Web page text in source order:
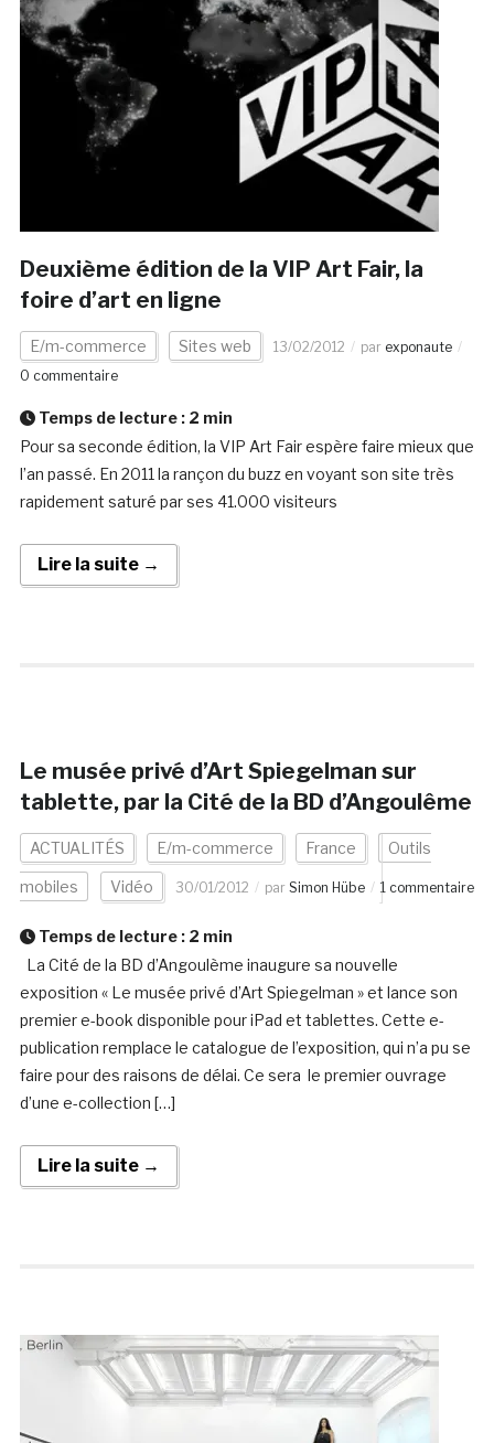
Deuxième édition de la VIP Art Fair, la
foire d’art en ligne
E/m-commerce Sites web 13/02/2012 par exponaute
0 commentaire
Temps de lecture : 2 min
Pour sa seconde édition, la VIP Art Fair espère faire mieux que
l’an passé. En 2011 la rançon du buzz en voyant son site très
rapidement saturé par ses 41.000 visiteurs
Lire la suite →
Le musée privé d’Art Spiegelman sur
tablette, par la Cité de la BD d’Angoulême
ACTUALITÉS E/m-commerce France Outils
mobiles Vidéo 30/01/2012 par Simon Hübe 1 commentaire
Temps de lecture : 2 min
La Cité de la BD d’Angoulème inaugure sa nouvelle
exposition « Le musée privé d’Art Spiegelman » et lance son
premier e-book disponible pour iPad et tablettes. Cette e-
publication remplace le catalogue de l’exposition, qui n’a pu se
faire pour des raisons de délai. Ce sera le premier ouvrage
d’une e-collection […]
Lire la suite →